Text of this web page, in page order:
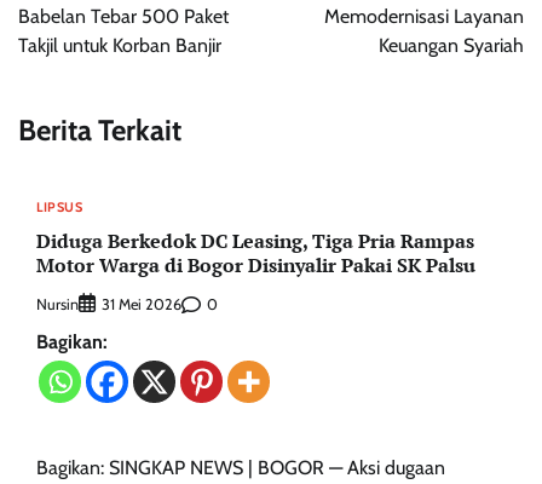
Babelan Tebar 500 Paket
Takjil untuk Korban Banjir
Memodernisasi Layanan
Keuangan Syariah
Berita Terkait
LIPSUS
Diduga Berkedok DC Leasing, Tiga Pria Rampas
Motor Warga di Bogor Disinyalir Pakai SK Palsu
Nursin 31 Mei 2026 0
Bagikan:
Bagikan: SINGKAP NEWS | BOGOR — Aksi dugaan